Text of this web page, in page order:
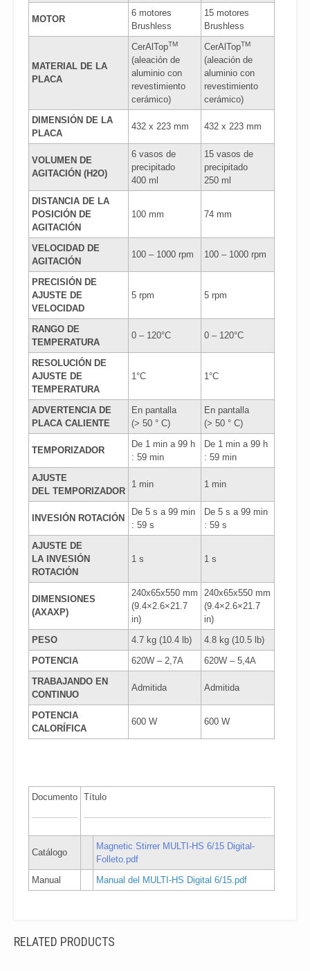
MOTOR
6 motores
Brushless
15 motores
Brushless
MATERIAL DE LA
PLACA
CerAlTopTM
(aleación de
aluminio con
revestimiento
cerámico)
CerAlTopTM
(aleación de
aluminio con
revestimiento
cerámico)
DIMENSIÓN DE LA
PLACA
432 x 223 mm 432 x 223 mm
VOLUMEN DE
AGITACIÓN (H2O)
6 vasos de
precipitado
400 ml
15 vasos de
precipitado
250 ml
DISTANCIA DE LA
POSICIÓN DE
AGITACIÓN
100 mm 74 mm
VELOCIDAD DE
AGITACIÓN
100 – 1000 rpm 100 – 1000 rpm
PRECISIÓN DE
AJUSTE DE
VELOCIDAD
5 rpm 5 rpm
RANGO DE
TEMPERATURA
0 – 120°C 0 – 120°C
RESOLUCIÓN DE
AJUSTE DE
TEMPERATURA
1°C 1°C
ADVERTENCIA DE
PLACA CALIENTE
En pantalla
(> 50 ° C)
En pantalla
(> 50 ° C)
TEMPORIZADOR
De 1 min a 99 h
: 59 min
De 1 min a 99 h
: 59 min
AJUSTE
DEL TEMPORIZADOR
1 min 1 min
INVESIÓN ROTACIÓN
De 5 s a 99 min
: 59 s
De 5 s a 99 min
: 59 s
AJUSTE DE
LA INVESIÓN
ROTACIÓN
1 s 1 s
DIMENSIONES
(AXAXP)
240x65x550 mm
(9.4×2.6×21.7
in)
240x65x550 mm
(9.4×2.6×21.7
in)
PESO
4.7 kg (10.4 lb)
4.8 kg (10.5 lb)
POTENCIA
620W – 2,7A
620W – 5,4A
TRABAJANDO EN
CONTINUO
Admitida Admitida
POTENCIA
CALORÍFICA
600 W 600 W
Documento Título
Catálogo
Magnetic Stirrer MULTI-HS 6/15 Digital-
Folleto.pdf
Manual
Manual del MULTI-HS Digital 6/15.pdf
RELATED PRODUCTS